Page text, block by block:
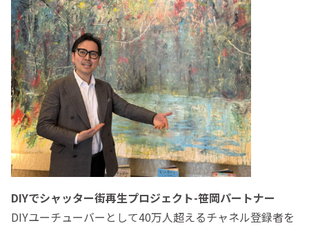
DIYでシャッター街再生プロジェクト-笹岡パートナー
DIYユーチューバーとして40万人超えるチャネル登録者を